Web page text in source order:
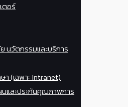
ตอร์
นวัตกรรมและบริการ
(เฉพาะ Intranet)
นและประกันคุณภาพการ